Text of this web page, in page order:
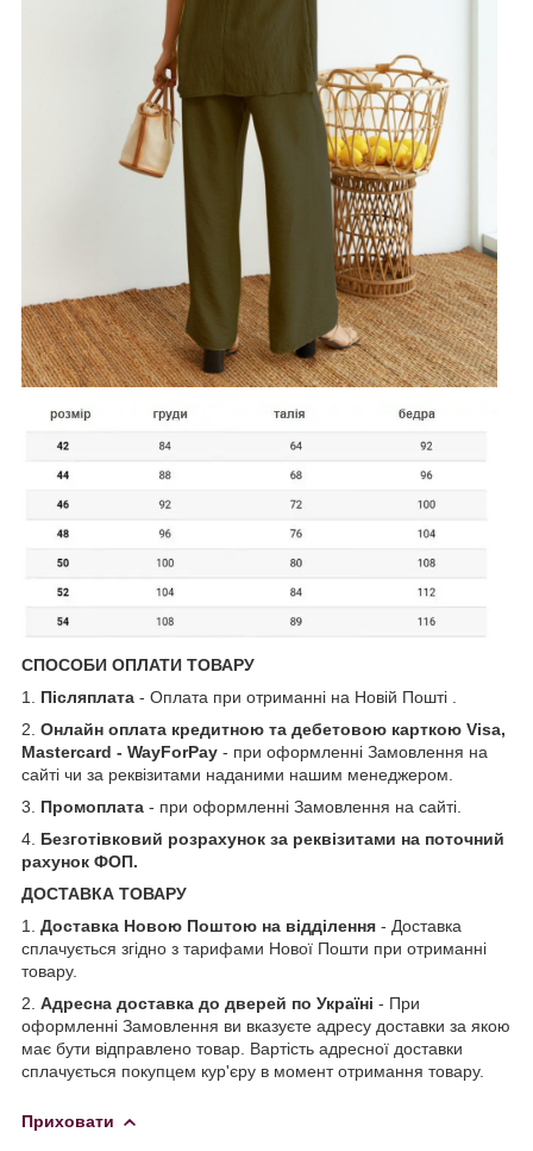
СПОСОБИ ОПЛАТИ ТОВАРУ
1. Післяплата - Оплата при отриманні на Новій Пошті .
2. Онлайн оплата кредитною та дебетовою карткою Visa,
Mastercard - WayForPay - при оформленні Замовлення на
сайті чи за реквізитами наданими нашим менеджером.
3. Промоплата - при оформленні Замовлення на сайті.
4. Безготівковий розрахунок за реквізитами на поточний
рахунок ФОП.
ДОСТАВКА ТОВАРУ
1.
Доставка Новою Поштою на відділення - Доставка
сплачується згідно з тарифами Нової Пошти при отриманні
товару.
2. Адресна доставка до дверей по Україні - При
оформленні Замовлення ви вказуєте адресу доставки за якою
має бути відправлено товар. Вартість адресної доставки
сплачується покупцем кур'єру в момент отримання товару.
Приховати